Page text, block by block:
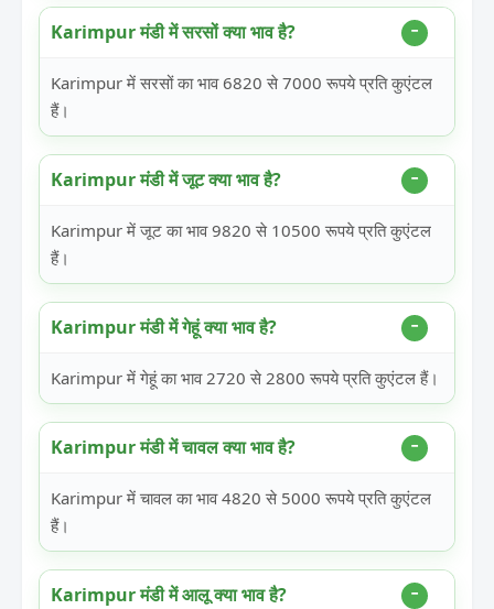
Karimpur मंडी में सरसों क्या भाव है?
Karimpur में सरसों का भाव 6820 से 7000 रूपये प्रति कुएंटल
हैं।
Karimpur मंडी में जूट क्या भाव है?
Karimpur में जूट का भाव 9820 से 10500 रूपये प्रति कुएंटल
हैं।
Karimpur मंडी में गेहूं क्या भाव है?
Karimpur में गेहूं का भाव 2720 से 2800 रूपये प्रति कुएंटल हैं।
Karimpur मंडी में चावल क्या भाव है?
Karimpur में चावल का भाव 4820 से 5000 रूपये प्रति कुएंटल
हैं।
Karimpur मंडी में आलू क्या भाव है?